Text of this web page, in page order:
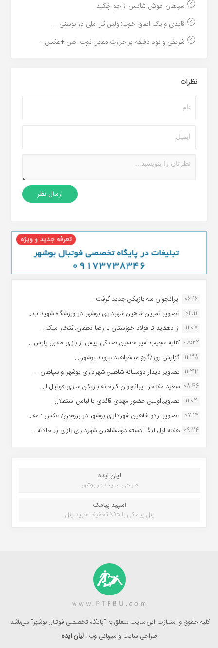
سپاهان خوش شانس از جم چُکید
قایدی و یک اتفاق خوب:اولین گل ملی در بوسنی...
شریفی و نود دقیقه پر حرارت مقابل ذوب آهن +عکس...
نظرات
06:16 ایرانجوان سه بازیکن جدید گرفت...
02:11
تصاویر تمرین شاهین شهردارى بوشهر در ورزشگاه شهید ب...
11:07
از دهقاید تا فولاد خوزستان با رضا دهقان:افتخار میک...
08:22 کنایه عجیب امیر حسین صادقی پیش از بازی مقابل پارس ...
11:38 گزارش روز/گنج میخواهید ،بروید بوشهر!...
11:34 تصاویر دیدار دوستانه شاهین شهردارى بوشهر و سپاهان ...
08:46 سعید مفتخر :ایرانجوان کارخانه بازیکن سازی فوتبال ا...
11:02
تصاویر،اولین حضور مهدی قائدی با لباس استقلال...
07:14 تصاویر اردو شاهین شهرداری بوشهر در بروجن/ عکس : مه...
09:24 هفته اول لیگ دسته دوم،شاهین شهرداری بازی پر حادثه ...
لیان ایده
طراحی سایت در بوشهر
اسپید پیامک
پنل پیامکی با ۹۵٪ تخفیف خرید پنل
کلیه حقوق و امتیازات این سایت متعلق به "پایگاه تخصصی فوتبال بوشهر" می‌باشد.
طراحی سایت و میزبانی وب :لیان ایده